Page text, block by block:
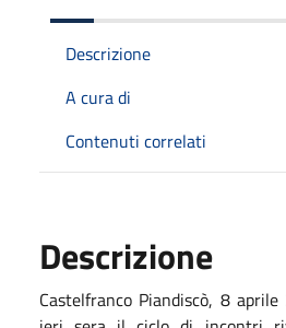
Descrizione
A cura di
Contenuti correlati
Descrizione
Castelfranco Piandiscò, 8